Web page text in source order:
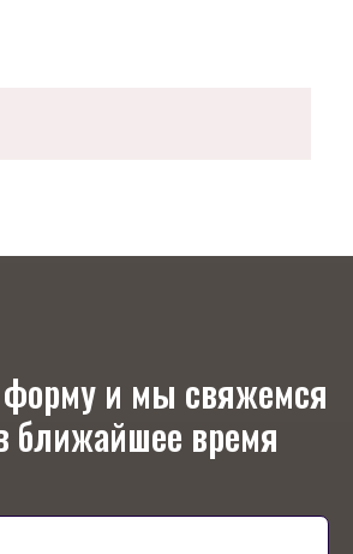
и мы свяжемся
ближайшее время